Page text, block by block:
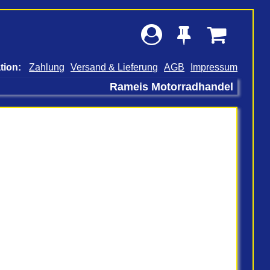
Zahlung Versand & Lieferung AGB Impressum
Rameis Motorradhandel